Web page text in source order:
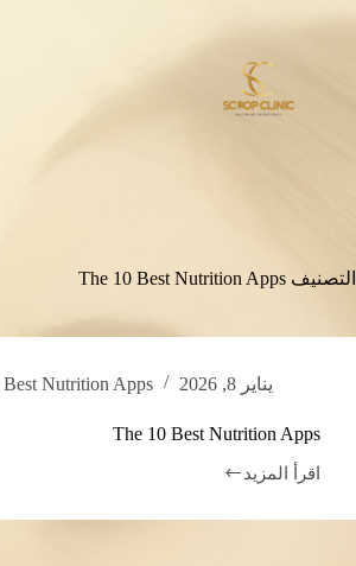
التصنيف
يناير 8, 2026 Best Nutrition Apps
The 10 Best Nutrition Apps
اقرأ المزيد
The
Best